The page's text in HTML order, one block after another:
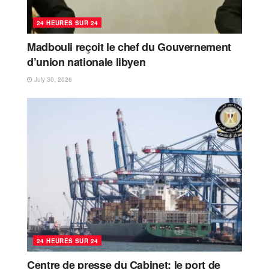
24 HEURES SUR 24
Madbouli reçoit le chef du Gouvernement
d’union nationale libyen
July 30, 2026
24 HEURES SUR 24
Centre de presse du Cabinet: le port de